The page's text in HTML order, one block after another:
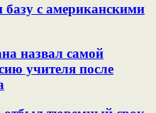
базу с американскими
назвал самой
учителя после